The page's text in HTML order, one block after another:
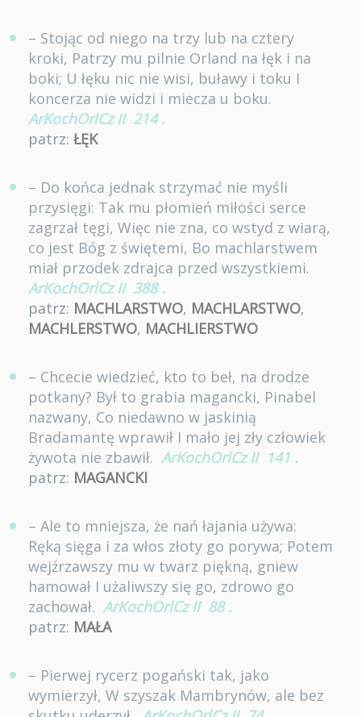
– Stojąc od niego na trzy lub na cztery
kroki, Patrzy mu pilnie Orland na łęk i na
boki; U łęku nic nie wisi, buławy i toku I
koncerza nie widzi i miecza u boku.
ArKochOrlCz II 214 .
patrz: ŁĘK
– Do końca jednak strzymać nie myśli
przysięgi: Tak mu płomień miłości serce
zagrzał tęgi, Więc nie zna, co wstyd z wiarą,
co jest Bóg z świętemi, Bo machlarstwem
miał przodek zdrajca przed wszystkiemi.
ArKochOrlCz II 388 .
patrz: MACHLARSTWO, MACHLARSTWO,
MACHLERSTWO, MACHLIERSTWO
– Chcecie wiedzieć, kto to beł, na drodze
potkany? Był to grabia magancki, Pinabel
nazwany, Co niedawno w jaskinią
Bradamantę wprawił I mało jej zły człowiek
żywota nie zbawił. ArKochOrlCz II 141 .
patrz: MAGANCKI
– Ale to mniejsza, że nań łajania używa:
Ręką sięga i za włos złoty go porywa; Potem
wejźrzawszy mu w twarz piękną, gniew
hamował I użaliwszy się go, zdrowo go
zachował. ArKochOrlCz II 88 .
patrz: MAŁA
– Pierwej rycerz pogański tak, jako
wymierzył, W szyszak Mambrynów, ale bez